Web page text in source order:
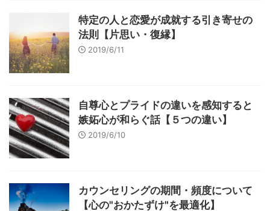
特定の人と恋愛が成就する引き寄せの
法則【片思い・復縁】
2019/6/11
自尊心とプライドの違いを感知すると
嫉妬心が和らぐ話【５つの違い】
2019/6/10
カウンセリングの期間・頻度について
【心の"おかたずけ"を最適化】